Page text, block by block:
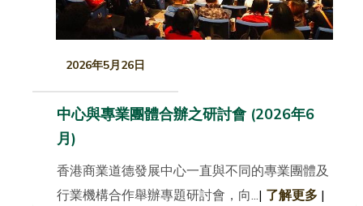
2026年5月26日
中心與專業團體合辦之研討會 (2026年6
月)
香港商業道德發展中心一直與不同的專業團體及
行業機構合作舉辦專題研討會，向...| 了解更多 |